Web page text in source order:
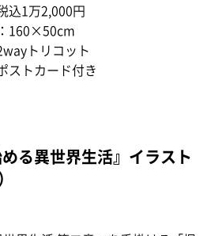
込1万2,000円
160×50cm
トリコット
ストカード付き
める異世界生活』イラスト